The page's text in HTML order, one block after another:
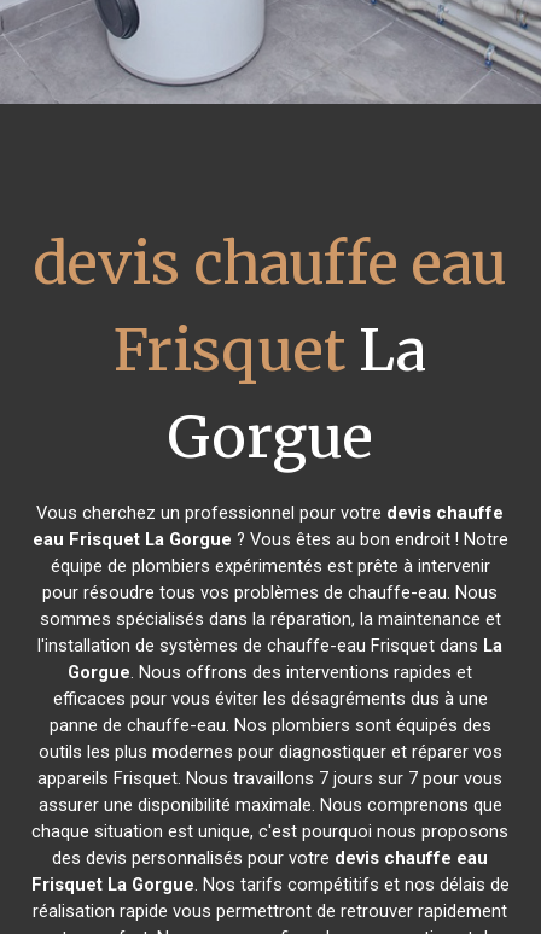
devis chauffe eau
Frisquet La
Gorgue
Vous cherchez un professionnel pour votre devis chauffe
eau Frisquet La Gorgue ? Vous êtes au bon endroit ! Notre
équipe de plombiers expérimentés est prête à intervenir
pour résoudre tous vos problèmes de chauffe-eau. Nous
sommes spécialisés dans la réparation, la maintenance et
l'installation de systèmes de chauffe-eau Frisquet dans La
Gorgue. Nous offrons des interventions rapides et
efficaces pour vous éviter les désagréments dus à une
panne de chauffe-eau. Nos plombiers sont équipés des
outils les plus modernes pour diagnostiquer et réparer vos
appareils Frisquet. Nous travaillons 7 jours sur 7 pour vous
assurer une disponibilité maximale. Nous comprenons que
chaque situation est unique, c'est pourquoi nous proposons
des devis personnalisés pour votre devis chauffe eau
Frisquet La Gorgue. Nos tarifs compétitifs et nos délais de
réalisation rapide vous permettront de retrouver rapidement